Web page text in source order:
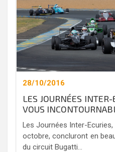
28/10/2016
LES JOURNÉES
VOUS
Les Journées Inter-
octobre, concluront en
du circuit Bugatti...